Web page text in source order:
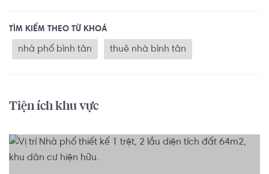
TÌM KIẾM THEO TỪ KHOÁ
nhà phố bình tân thuê nhà bình tân
Tiện ích khu vực